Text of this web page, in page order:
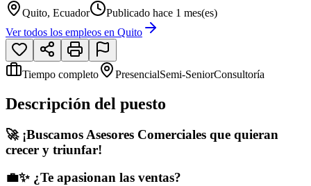
Quito, Ecuador
Publicado hace 1 mes(es)
Ver todos los empleos en Quito
Tiempo completo PresencialSemi-SeniorConsultoría
Descripción del puesto
🚀 ¡Buscamos Asesores Comerciales que quieran
crecer y triunfar!
💼✨ ¿Te apasionan las ventas?